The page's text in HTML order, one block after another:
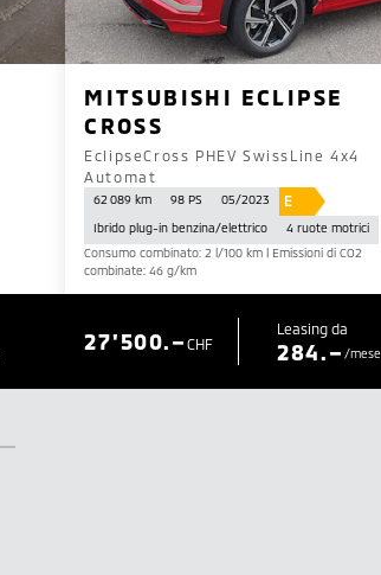
MITSUBISHI ECLIPSE
CROSS
EclipseCross PHEV SwissLine 4x4
Automat
62 089 km 98 PS 05/2023 E
Ibrido plug-in benzina/elettrico
4 ruote motrici
Consumo combinato: 2 l/100 km | Emissioni di CO2
combinate: 46 g/km
CHF
27'500.– Leasing da
284.– /mese